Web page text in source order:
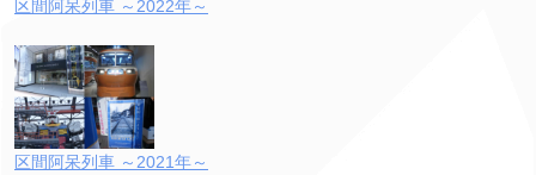
区間阿呆列車 ～2022年～
区間阿呆列車 ～2021年～